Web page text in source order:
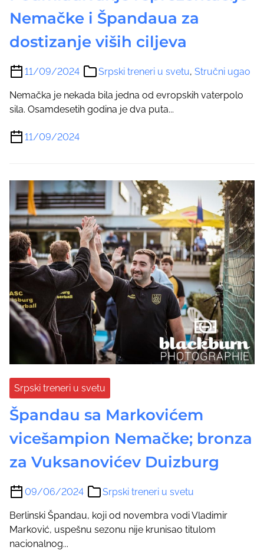
Nemačke i Špandaua za
dostizanje viših ciljeva
11/09/2024 Srpski treneri u svetu, Stručni ugao
Nemačka je nekada bila jedna od evropskih vaterpolo
sila. Osamdesetih godina je dva puta...
11/09/2024
Srpski treneri u svetu
Špandau sa Markovićem
vicešampion Nemačke; bronza
za Vuksanovićev Duizburg
09/06/2024 Srpski treneri u svetu
Berlinski Špandau, koji od novembra vodi Vladimir
Marković, uspešnu sezonu nije krunisao titulom
nacionalnog...